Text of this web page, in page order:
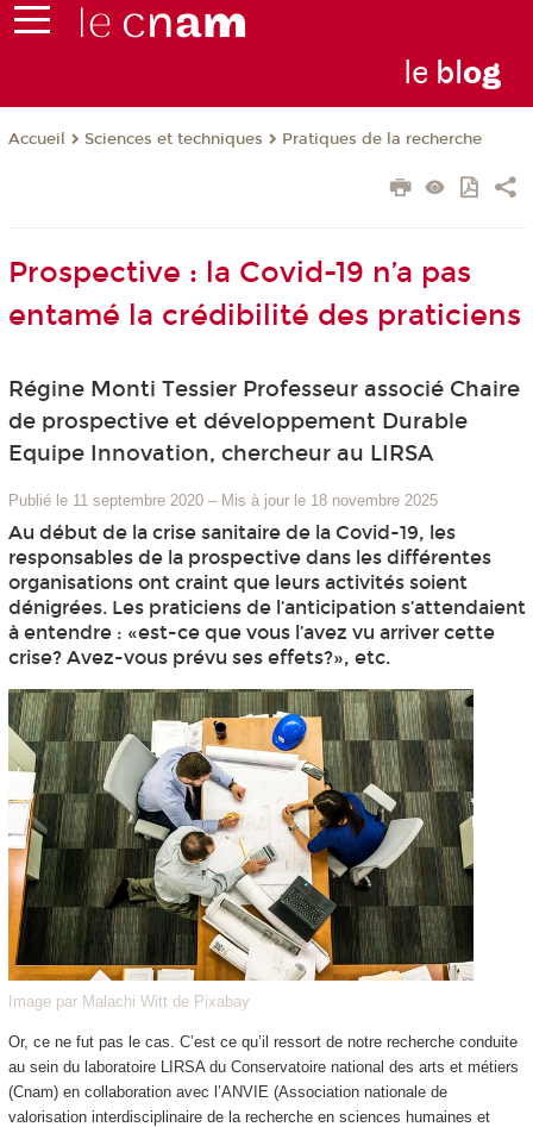
le blog
Accueil Sciences et techniques Pratiques de la recherche
Prospective : la Covid-19 n’a pas
entamé la crédibilité des praticiens
Régine Monti Tessier Professeur associé Chaire
de prospective et développement Durable
Equipe Innovation, chercheur au LIRSA
Publié le 11 septembre 2020 – Mis à jour le 18 novembre 2025
Au début de la crise sanitaire de la Covid-19, les
responsables de la prospective dans les différentes
organisations ont craint que leurs activités soient
dénigrées. Les praticiens de l’anticipation s’attendaient
à entendre : «est-ce que vous l’avez vu arriver cette
crise? Avez-vous prévu ses effets?», etc.
Image par Malachi Witt de Pixabay
Or, ce ne fut pas le cas. C’est ce qu’il ressort de notre recherche conduite
au sein du laboratoire LIRSA du Conservatoire national des arts et métiers
(Cnam) en collaboration avec l’ANVIE (Association nationale de
valorisation interdisciplinaire de la recherche en sciences humaines et